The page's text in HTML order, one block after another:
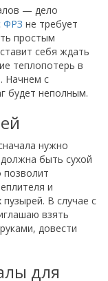
— дело
ФРЗ не требует
простым
себя ждать
теплопотерь в
Начнем с
будет неполным.
нужно
быть сухой
и
В случае с
взять
довести
для